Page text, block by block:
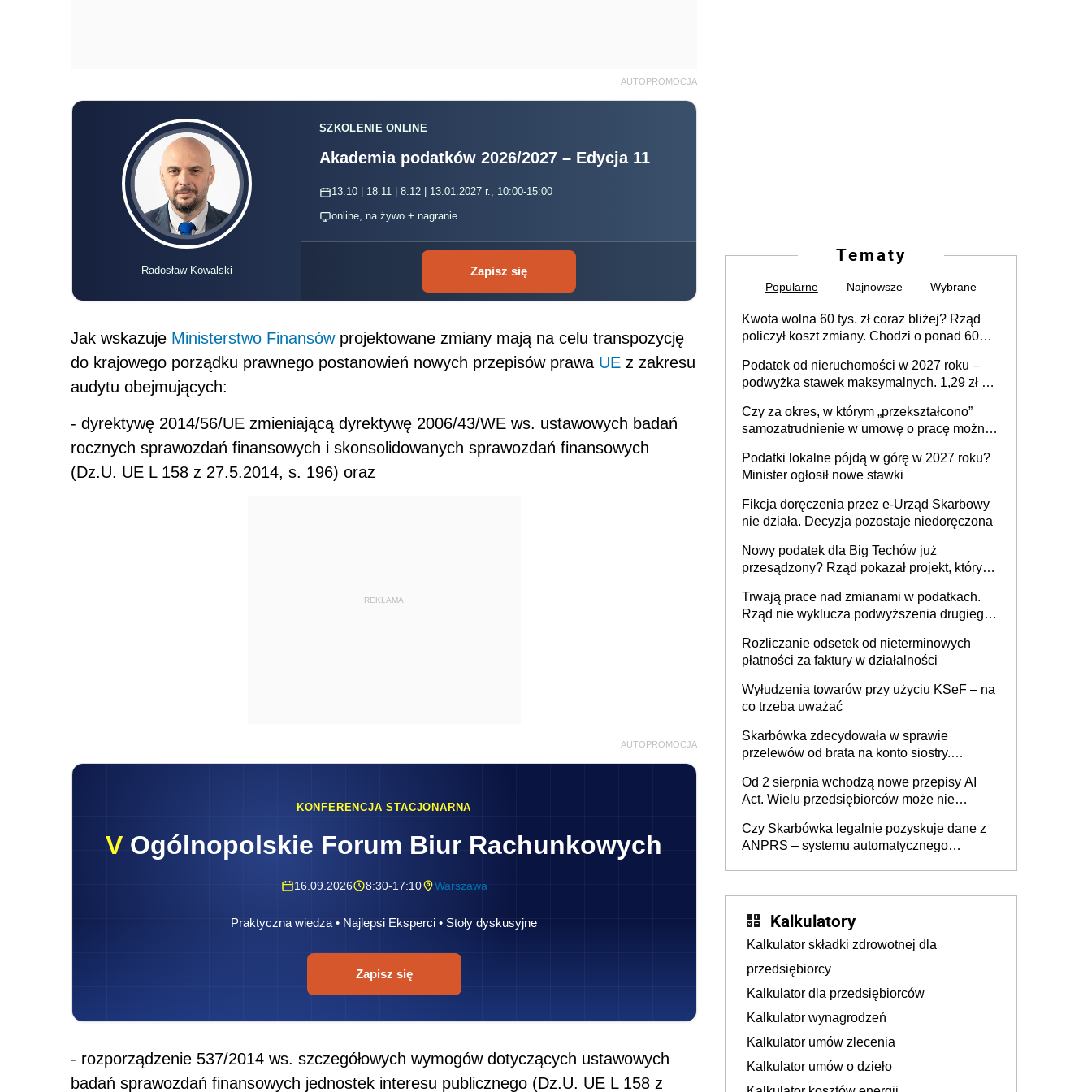
AUTOPROMOCJA
Radosław Kowalski
SZKOLENIE ONLINE
Akademia podatków 2026/2027 – Edycja 11
13.10 | 18.11 | 8.12 | 13.01.2027 r., 10:00-15:00
online, na żywo + nagranie
Zapisz się
Jak wskazuje Ministerstwo Finansówprojektowane zmiany mają na celu transpozycję
do krajowego porządku prawnego postanowień nowych przepisów prawa UE z zakresu
audytu obejmujących:
- dyrektywę 2014/56/UE zmieniającą dyrektywę 2006/43/WE ws. ustawowych badań
rocznych sprawozdań finansowych i skonsolidowanych sprawozdań finansowych
(Dz.U. UE L 158 z 27.5.2014, s. 196) oraz
REKLAMA
AUTOPROMOCJA
KONFERENCJA STACJONARNA
V Ogólnopolskie Forum Biur Rachunkowych
16.09.2026 8:30-17:10 Warszawa
Praktyczna wiedza • Najlepsi Eksperci • Stoły dyskusyjne
Zapisz się
- rozporządzenie 537/2014 ws. szczegółowych wymogów dotyczących ustawowych
badań sprawozdań finansowych jednostek interesu publicznego (Dz.U. UE L 158 z
Tematy
Popularne Najnowsze Wybrane
Kwota wolna 60 tys. zł coraz bliżej? Rząd
policzył koszt zmiany. Chodzi o ponad 60
Podatek od nieruchomości w 2027 roku –
podwyżka stawek maksymalnych. 1,29 zł za
budynków i lokali związanych z
prowadzeniem działalności gospodarczej
Czy za okres, w którym „przekształcono”
samozatrudnienie w umowę o pracę można
umowy cywilnoprawnej jedynym
racjonalnym wyjściem
Podatki lokalne pójdą w górę w 2027 roku?
Minister ogłosił nowe stawki
Fikcja doręczenia przez e-Urząd Skarbowy
nie działa. Decyzja pozostaje niedoręczona
Nowy podatek dla Big Techów już
przesądzony? Rząd pokazał projekt, który
Trwają prace nad zmianami w podatkach.
Rząd nie wyklucza podwyższenia drugiego
Rozliczanie odsetek od nieterminowych
płatności za faktury w działalności
Wyłudzenia towarów przy użyciu KSeF – na
co trzeba uważać
Skarbówka zdecydowała w sprawie
przelewów od brata na konto siostry.
darowizna, ale podatku jednak nie będzie
Od 2 sierpnia wchodzą nowe przepisy AI
Act. Wielu przedsiębiorców może nie
Czy Skarbówka legalnie pozyskuje dane z
ANPRS – systemu automatycznego
Kalkulatory
Kalkulator składki zdrowotnej dla
przedsiębiorcy
Kalkulator dla przedsiębiorców
Kalkulator wynagrodzeń
Kalkulator umów zlecenia
Kalkulator umów o dzieło